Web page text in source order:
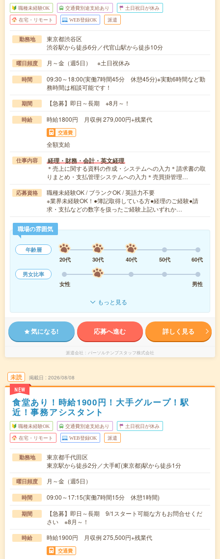
職種未経験OK 交通費別途支給あり 土日祝日が休み
在宅・リモート WEB登録OK 派遣
勤務地
東京都渋谷区
渋谷駅から徒歩6分／代官山駅から徒歩10分
曜日頻度 月～金（週5日） ※土日祝休み
時間
09:30～18:00(実働7時間45分 休憩45分)※実動6時間など勤
務時間は相談可能です！
期間 【急募】即日～長期 ※8月～！
時給 時給1800円 月収例 279,000円+残業代
交通費
全額支給
仕事内容 経理・財務・会計・英文経理
＊売上に関する資料の作成・システムへの入力＊請求書の取
りまとめ・支払管理システムへの入力＊売買掛管理…
応募資格
職種未経験OK / ブランクOK / 英語力不要
※業界未経験OK！●簿記取得している方●経理のご経験●請
求・支払などの数字を扱ったご経験上記いずれか…
職場の雰囲気
年齢層
20代
30代 40代 50代
60代
男女比率
女性
男性
もっと見る
気になる! 応募へ進む 詳しく見る
派遣会社 パーソルテンプスタッフ株式会社
未読
NEW
掲載日 2026/08/08
食堂あり！時給1900円！大手グループ！駅
近！事務アシスタント
職種未経験OK 交通費別途支給あり 土日祝日が休み
在宅・リモート WEB登録OK 派遣
勤務地
東京都千代田区
東京駅から徒歩2分／大手町(東京都)駅から徒歩1分
曜日頻度 月～金（週5日）
時間 09:00～17:15(実働7時間15分 休憩1時間)
期間
【急募】即日～長期 9/1スタート可能な方もお問合せくだ
さい ※8月～！
時給 時給1900円 月収例 275,500円+残業代
交通費